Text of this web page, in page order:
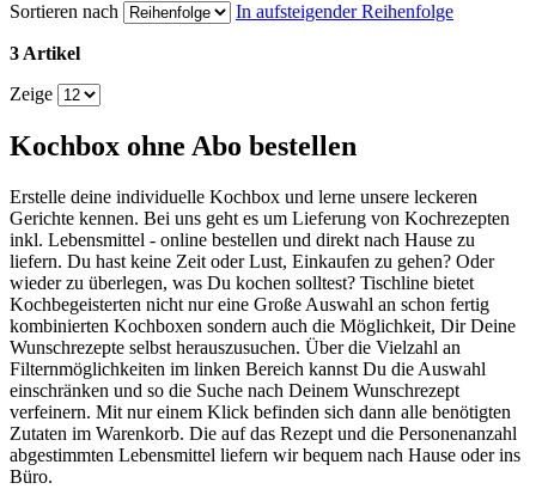
Sortieren nach
In aufsteigender Reihenfolge
3 Artikel
Zeige
Kochbox ohne Abo bestellen
Erstelle deine individuelle Kochbox und lerne unsere leckeren
Gerichte kennen. Bei uns geht es um Lieferung von Kochrezepten
inkl. Lebensmittel - online bestellen und direkt nach Hause zu
liefern. Du hast keine Zeit oder Lust, Einkaufen zu gehen? Oder
wieder zu überlegen, was Du kochen solltest? Tischline bietet
Kochbegeisterten nicht nur eine Große Auswahl an schon fertig
kombinierten Kochboxen sondern auch die Möglichkeit, Dir Deine
Wunschrezepte selbst herauszusuchen. Über die Vielzahl an
Filternmöglichkeiten im linken Bereich kannst Du die Auswahl
einschränken und so die Suche nach Deinem Wunschrezept
verfeinern. Mit nur einem Klick befinden sich dann alle benötigten
Zutaten im Warenkorb. Die auf das Rezept und die Personenanzahl
abgestimmten Lebensmittel liefern wir bequem nach Hause oder ins
Büro.